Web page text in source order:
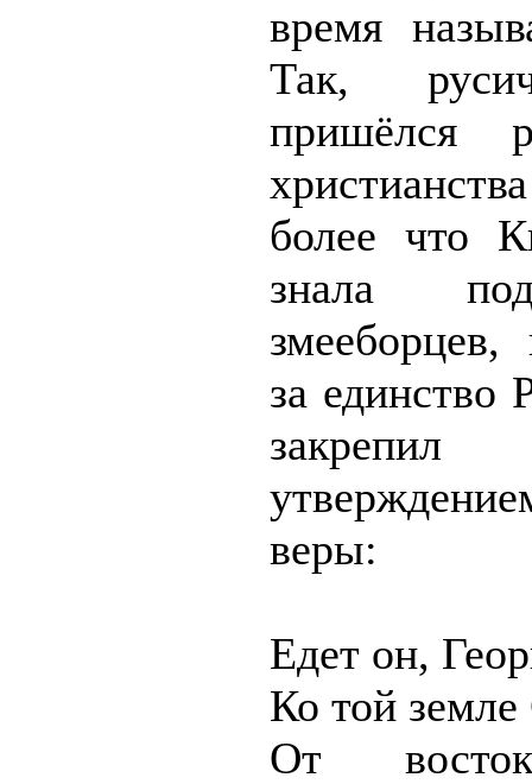
время
Так,
пришёлся
более что
знала
змееборцев,
за единство
веры:
Едет он,
Ко той земле
От